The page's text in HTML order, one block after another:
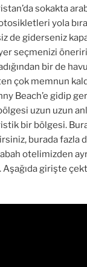
sokakta
yola
de giderseniz
seçmenizi
bir de
çok memnun
Beach’e gidip
uzun uzun
bir bölgesi.
burada fazla
otelimizden
Aşağıda girişte